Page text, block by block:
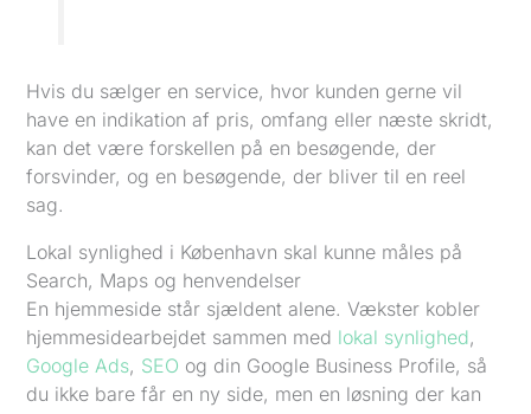
Hvis du sælger en service, hvor kunden gerne vil
have en indikation af pris, omfang eller næste skridt,
kan det være forskellen på en besøgende, der
forsvinder, og en besøgende, der bliver til en reel
sag.
Lokal synlighed i København skal kunne måles på
Search, Maps og henvendelser
En hjemmeside står sjældent alene. Vækster kobler
hjemmesidearbejdet sammen med lokal synlighed,
Google Ads, SEO og din Google Business Profile, så
du ikke bare får en ny side, men en løsning der kan